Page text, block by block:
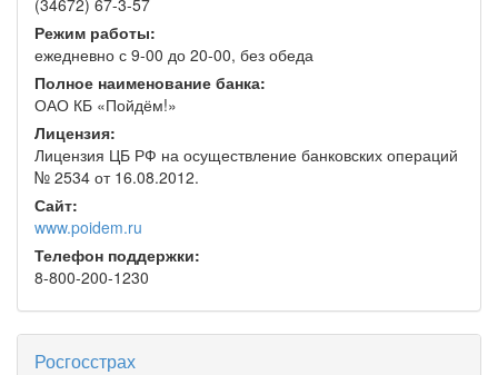
Режим работы:
ежедневно с 9-00 до 20-00, без обеда
Полное наименование банка:
ОАО КБ «Пойдём!»
Лицензия:
Лицензия ЦБ РФ на осуществление банковских операций
№ 2534 от 16.08.2012.
Сайт:
www.poidem.ru
Телефон поддержки:
8-800-200-1230
Росгосстрах